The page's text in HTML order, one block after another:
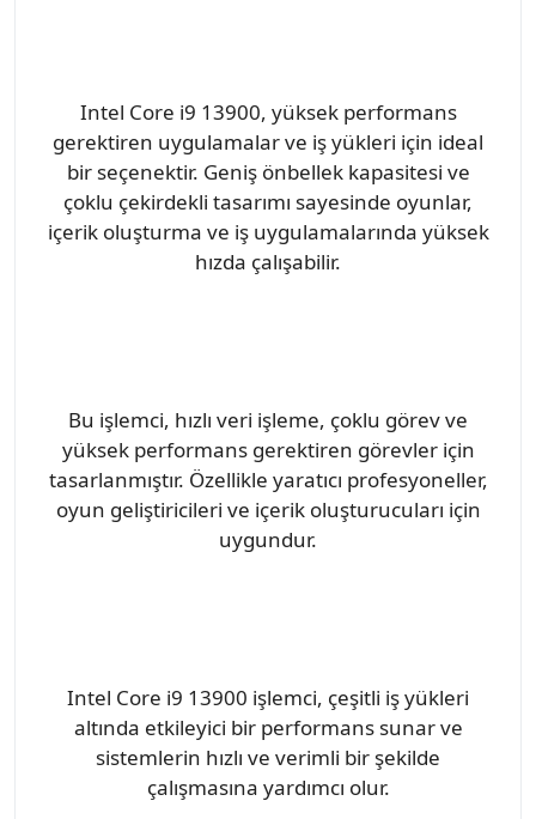
Intel Core i9 13900, yüksek performans
gerektiren uygulamalar ve iş yükleri için ideal
bir seçenektir. Geniş önbellek kapasitesi ve
çoklu çekirdekli tasarımı sayesinde oyunlar,
içerik oluşturma ve iş uygulamalarında yüksek
hızda çalışabilir.
Bu işlemci, hızlı veri işleme, çoklu görev ve
yüksek performans gerektiren görevler için
tasarlanmıştır. Özellikle yaratıcı profesyoneller,
oyun geliştiricileri ve içerik oluşturucuları için
uygundur.
Intel Core i9 13900 işlemci, çeşitli iş yükleri
altında etkileyici bir performans sunar ve
sistemlerin hızlı ve verimli bir şekilde
çalışmasına yardımcı olur.